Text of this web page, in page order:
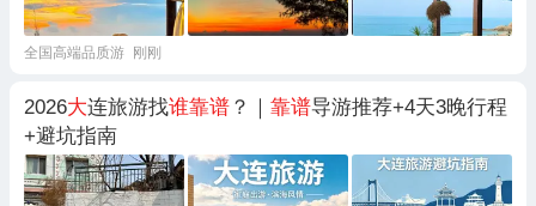
全国高端品质游 刚刚
2026大连旅游找谁靠谱 ？｜ 靠谱导游推荐+4天3晚行程
+避坑指南